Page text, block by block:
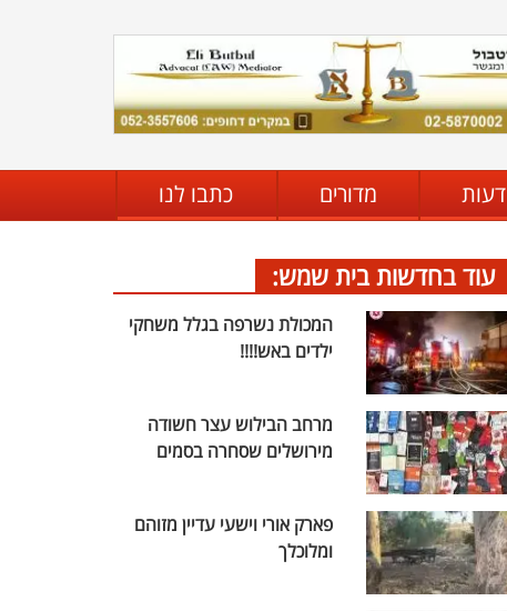
דעות מדורים כתבו לנו
עוד בחדשות בית שמש:
המכולת נשרפה בגלל משחקי
ילדים באש!!!!
מרחב הבילוש עצר חשודה
מירושלים שסחרה בסמים
פארק אורי וישעי עדיין מזוהם
ומלוכלך